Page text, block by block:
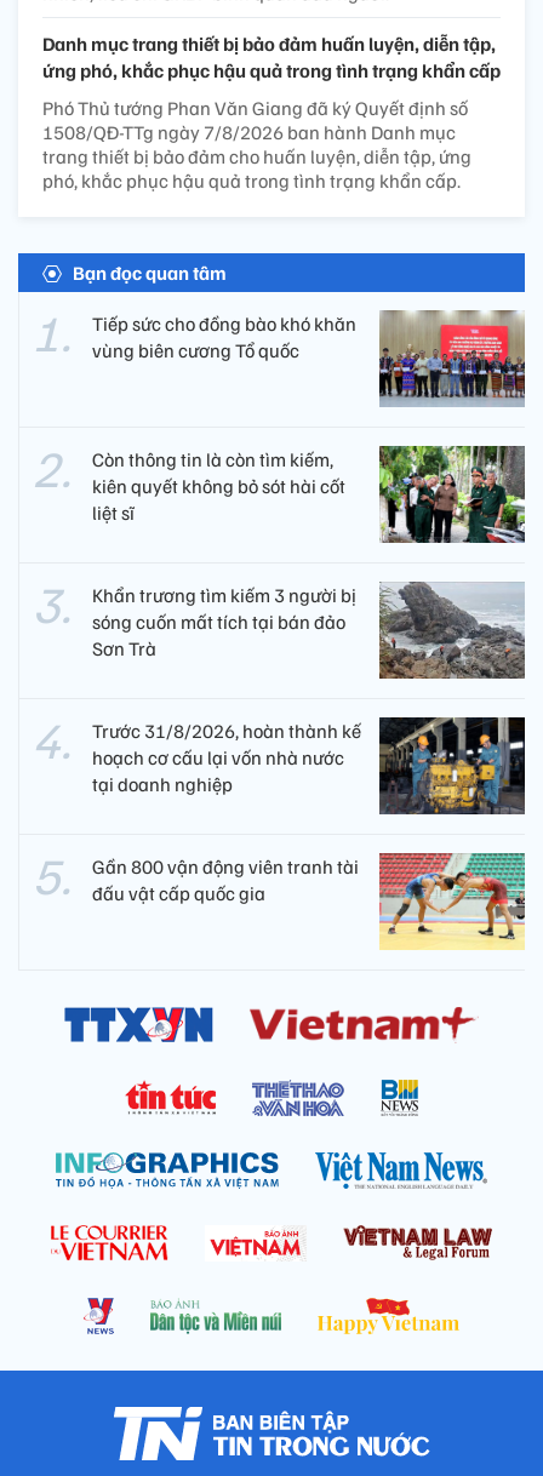
Danh mục trang thiết bị bảo đảm huấn luyện, diễn tập,
ứng phó, khắc phục hậu quả trong tình trạng khẩn cấp
Phó Thủ tướng Phan Văn Giang đã ký Quyết định số
1508/QĐ-TTg ngày 7/8/2026 ban hành Danh mục
trang thiết bị bảo đảm cho huấn luyện, diễn tập, ứng
phó, khắc phục hậu quả trong tình trạng khẩn cấp.
Bạn đọc quan tâm
Tiếp sức cho đồng bào khó khăn
vùng biên cương Tổ quốc
Còn thông tin là còn tìm kiếm,
kiên quyết không bỏ sót hài cốt
liệt sĩ
Khẩn trương tìm kiếm 3 người bị
sóng cuốn mất tích tại bán đảo
Sơn Trà
Trước 31/8/2026, hoàn thành kế
hoạch cơ cấu lại vốn nhà nước
tại doanh nghiệp
Gần 800 vận động viên tranh tài
đấu vật cấp quốc gia